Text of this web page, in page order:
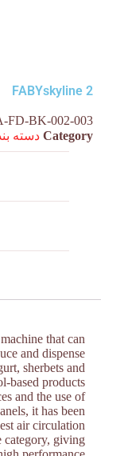
FABYskyline 2
FD-BK-002-003
Category دسته
that can
and dispense
sherbets and
based products.
and the use of
it has been
air circulation
category, giving